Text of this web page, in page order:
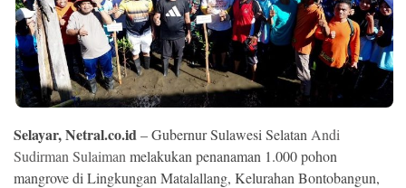
Ekonomi
Memori
Selayar, Netral.co.id– Gubernur Sulawesi Selatan Andi
Sudirman Sulaiman melakukan penanaman 1.000 pohon
mangrove di Lingkungan Matalallang, Kelurahan Bontobangun,